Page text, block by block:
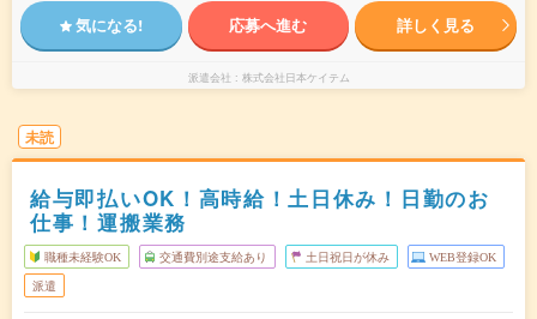
気になる! 応募へ進む 詳しく見る
派遣会社 株式会社日本ケイテム
未読
給与即払いOK！高時給！土日休み！日勤のお
仕事！運搬業務
職種未経験OK 交通費別途支給あり 土日祝日が休み WEB登録OK
派遣